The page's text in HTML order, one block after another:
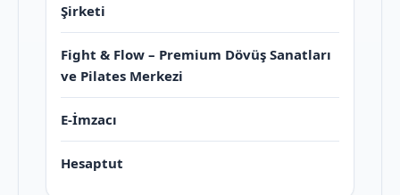
Şirketi
Fight & Flow – Premium Dövüş Sanatları
ve Pilates Merkezi
E-İmzacı
Hesaptut